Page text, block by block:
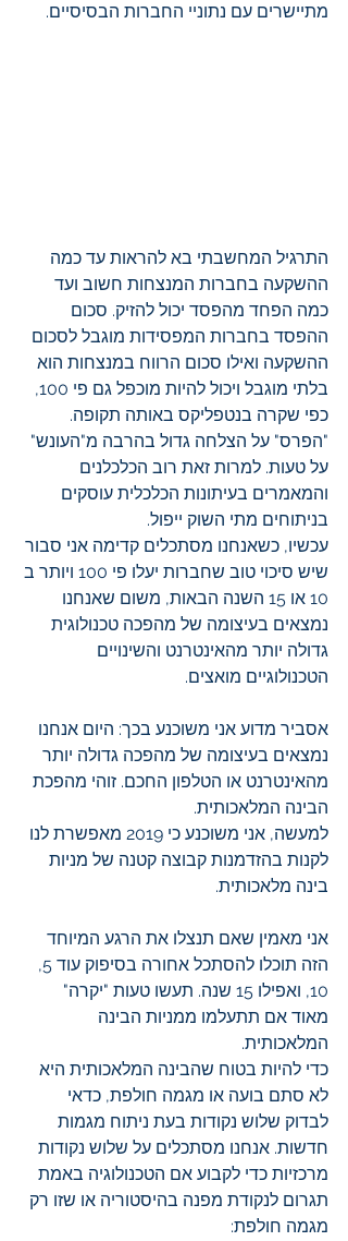
מתיישרים עם נתוניי החברות הבסיסיים.
התרגיל המחשבתי בא להראות עד כמה
ההשקעה בחברות המנצחות חשוב ועד
כמה הפחד מהפסד יכול להזיק. סכום
ההפסד בחברות המפסידות מוגבל לסכום
ההשקעה ואילו סכום הרווח במנצחות הוא
בלתי מוגבל ויכול להיות מוכפל גם פי 100,
כפי שקרה בנטפליקס באותה תקופה.
"הפרס" על הצלחה גדול בהרבה מ"העונש"
על טעות. למרות זאת רוב הכלכלנים
והמאמרים בעיתונות הכלכלית עוסקים
בניתוחים מתי השוק ייפול.
עכשיו, כשאנחנו מסתכלים קדימה אני סבור
שיש סיכוי טוב שחברות יעלו פי 100 ויותר ב
10 או 15 השנה הבאות, משום שאנחנו
נמצאים בעיצומה של מהפכה טכנולוגית
גדולה יותר מהאינטרנט והשינויים
הטכנולוגיים מואצים.
אסביר מדוע אני משוכנע בכך: היום אנחנו
נמצאים בעיצומה של מהפכה גדולה יותר
מהאינטרנט או הטלפון החכם. זוהי מהפכת
הבינה המלאכותית.
למעשה, אני משוכנע כי 2019 מאפשרת לנו
לקנות בהזדמנות קבוצה קטנה של מניות
בינה מלאכותית.
אני מאמין שאם תנצלו את הרגע המיוחד
הזה תוכלו להסתכל אחורה בסיפוק עוד 5,
10, ואפילו 15 שנה. תעשו טעות "יקרה"
מאוד אם תתעלמו ממניות הבינה
המלאכותית.
כדי להיות בטוח שהבינה המלאכותית היא
לא סתם בועה או מגמה חולפת, כדאי
לבדוק שלוש נקודות בעת ניתוח מגמות
חדשות. אנחנו מסתכלים על שלוש נקודות
מרכזיות כדי לקבוע אם הטכנולוגיה באמת
תגרום לנקודת מפנה בהיסטוריה או שזו רק
מגמה חולפת: